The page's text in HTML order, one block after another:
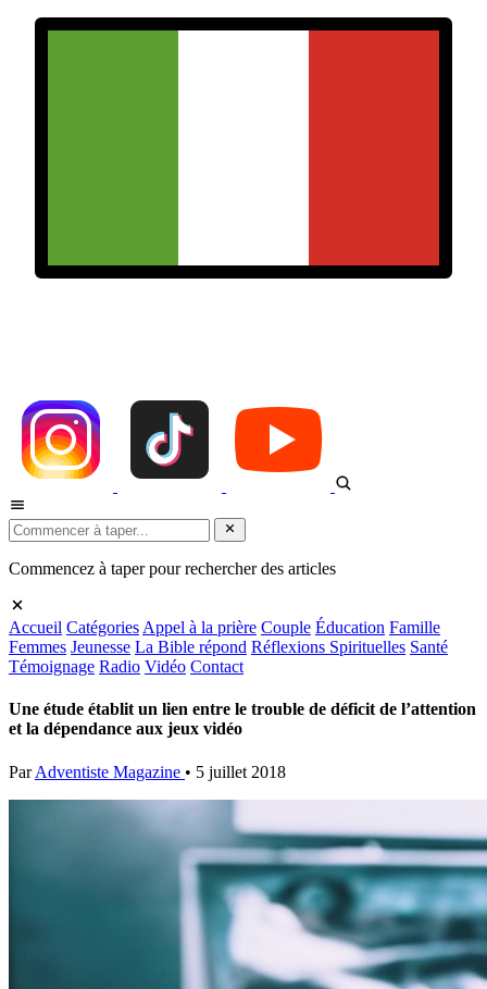
Commencez à taper pour rechercher des articles
Accueil Catégories Appel à la prière Couple Éducation Famille
Femmes Jeunesse La Bible répond Réflexions Spirituelles Santé
Témoignage Radio Vidéo Contact
Une étude établit un lien entre le trouble de déficit de l’attention
et la dépendance aux jeux vidéo
Par Adventiste Magazine • 5 juillet 2018